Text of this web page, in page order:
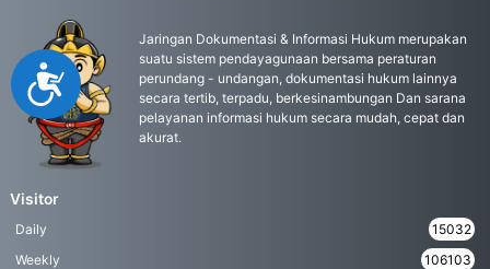
Accessibility
Jaringan Dokumentasi & Informasi Hukum merupakan
suatu sistem pendayagunaan bersama peraturan
perundang - undangan, dokumentasi hukum lainnya
secara tertib, terpadu, berkesinambungan Dan sarana
pelayanan informasi hukum secara mudah, cepat dan
akurat.
Visitor
Daily
15032
Weekly
106103